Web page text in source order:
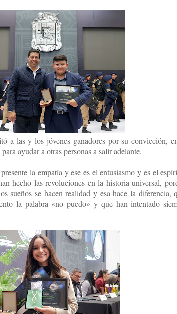
a las y los jóvenes ganadores por su convicción,
ayudar a otras personas a salir adelante.
la empatía y ese es el entusiasmo y es el
hecho las revoluciones en la historia universal,
sueños se hacen realidad y esa hace la diferencia,
la palabra «no puedo» y que han intentado